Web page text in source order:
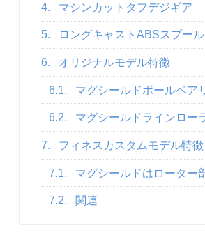
4. マシンカットタフデジギア
5. ロングキャストABSスプール
6. オリジナルモデル特徴
6.1. マグシールドボールベア
6.2. マグシールドラインロー
7. フィネスカスタムモデル特徴
7.1. マグシールドはローター
7.2. 関連